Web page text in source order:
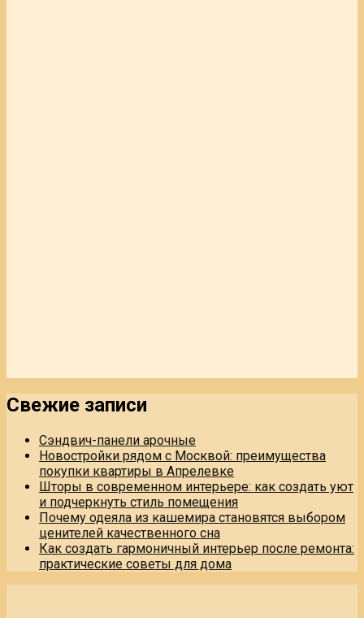
Свежие записи
Сэндвич-панели арочные
Новостройки рядом с Москвой: преимущества
покупки квартиры в Апрелевке
Шторы в современном интерьере: как создать уют
и подчеркнуть стиль помещения
Почему одеяла из кашемира становятся выбором
ценителей качественного сна
Как создать гармоничный интерьер после ремонта:
практические советы для дома